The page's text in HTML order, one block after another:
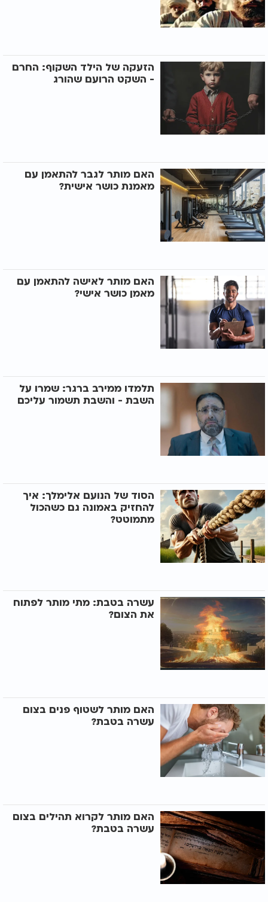
הזעקה של הילד השקוף: החרם
- השקט הרועם שהורג
האם מותר לגבר להתאמן עם
מאמנת כושר אישית?
האם מותר לאישה להתאמן עם
מאמן כושר אישי?
תלמדו ממירב ברגר: שמרו על
השבת - והשבת תשמור עליכם
הסוד של הנועם אלימלך: איך
להחזיק באמונה גם כשהכול
מתמוטט?
עשרה בטבת: מתי מותר לפתוח
את הצום?
האם מותר לשטוף פנים בצום
עשרה בטבת?
האם מותר לקרוא תהילים בצום
עשרה בטבת?